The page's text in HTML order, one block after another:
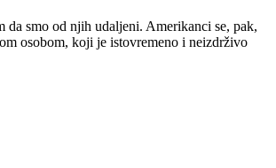
da smo od njih udaljeni. Amerikanci se, pak,
osobom, koji je istovremeno i neizdrživo